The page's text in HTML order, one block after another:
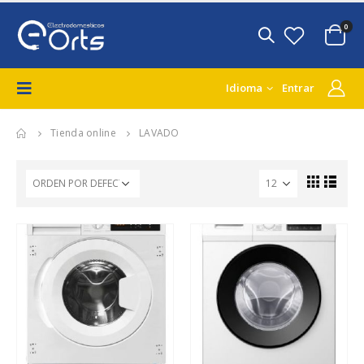
0
Idioma Entrar
Tienda online LAVADO